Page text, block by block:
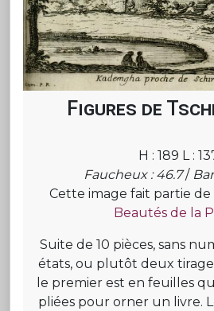
Figures de
H : 189 L :
Faucheux : 46.7/
Cette image fait partie de
Beautés de la
Suite de 10 pièces, sans
états, ou plutôt deux
le premier est en feuilles
pliées pour orner un livre.